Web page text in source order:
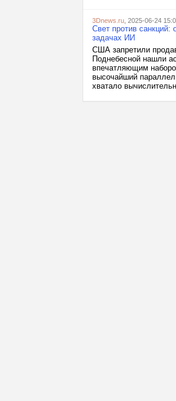
3Dnews.ru , 2025-06-24
Свет против санкций:
задачах ИИ
США запретили
Поднебесной нашли
впечатляющим
высочайший
хватало